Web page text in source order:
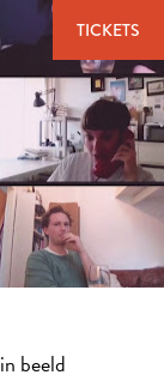
TICKETS
beeld